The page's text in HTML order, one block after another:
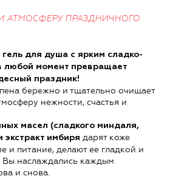
АТМОСФЕРУ ПРАЗДНИЧНОГО
для душа с ярким сладко-
любой момент превращает
праздник!
бережно и тщательно очищает
нежности, счастья и
масел (сладкого миндаля,
экстракт имбиря дарят коже
и питание, делают ее гладкой и
Вы наслаждались каждым
и снова.